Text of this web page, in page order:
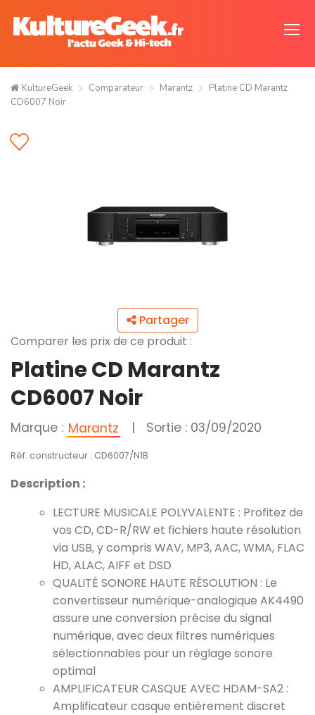
KultureGeek Comparateur Marantz
Platine CD Marantz
CD6007 Noir
Partager
Comparer les prix de ce produit :
Platine CD Marantz
CD6007 Noir
Marque : Marantz | Sortie : 03/09/2020
Réf. constructeur : CD6007/N1B
Description :
LECTURE MUSICALE POLYVALENTE : Profitez de
vos CD, CD-R/RW et fichiers haute résolution
via USB, y compris WAV, MP3, AAC, WMA, FLAC
HD, ALAC, AIFF et DSD
QUALITÉ SONORE HAUTE RÉSOLUTION : Le
convertisseur numérique-analogique AK4490
assure une conversion précise du signal
numérique, avec deux filtres numériques
sélectionnables pour un réglage sonore
optimal
AMPLIFICATEUR CASQUE AVEC HDAM-SA2 :
Amplificateur casque entièrement discret